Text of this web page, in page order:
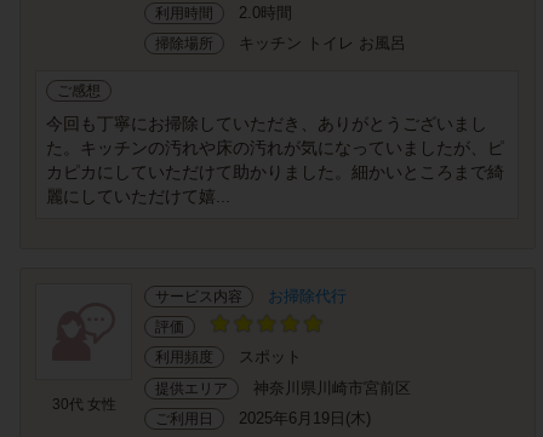
利用時間 2.0時間
掃除場所 キッチン トイレ お風呂
ご感想
今回も丁寧にお掃除していただき、ありがとうございまし
た。キッチンの汚れや床の汚れが気になっていましたが、ピ
カピカにしていただけて助かりました。細かいところまで綺
麗にしていただけて嬉...
30代 女性
サービス内容 お掃除代行
評価
利用頻度
スポット
提供エリア 神奈川県川崎市宮前区
ご利用日 2025年6月19日(木)